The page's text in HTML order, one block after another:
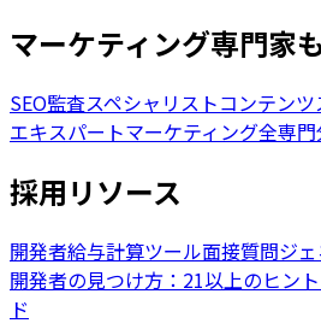
マーケティング専門家
SEO監査スペシャリストコンテン
エキスパートマーケティング全専
採用リソース
開発者給与計算ツール面接質問ジ
開発者の見つけ方：21以上のヒント
ド